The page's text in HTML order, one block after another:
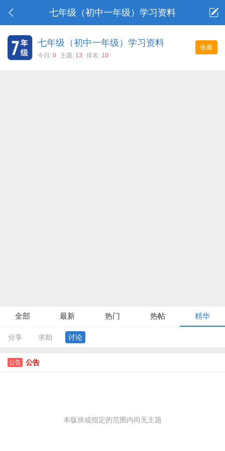
七年级（初中一年级）学习资料
收藏
七年级（初中一年级）学习资料
今日: 0 主题: 13 排名: 10
全部 最新 热门 热帖 精华
分享 求助 讨论
公告 公告
本版块或指定的范围内尚无主题